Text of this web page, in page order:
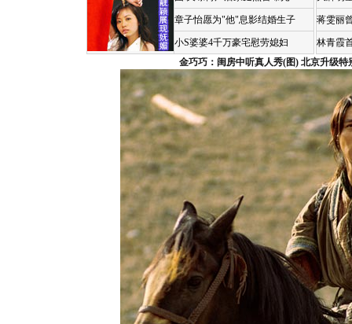
章子怡愿为"他"息影结婚生子
小S婆婆4千万豪宅慰劳媳妇
蒋雯丽
林青霞
金巧巧：闺房中听真人秀(图) 北京升级特